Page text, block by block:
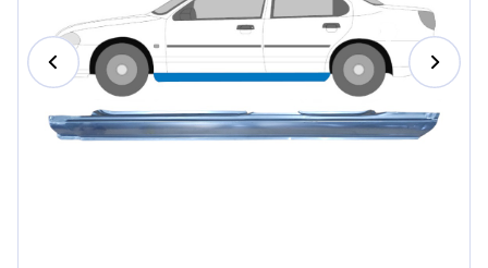
Magyar
Lietuvių
Hrvatski
Português